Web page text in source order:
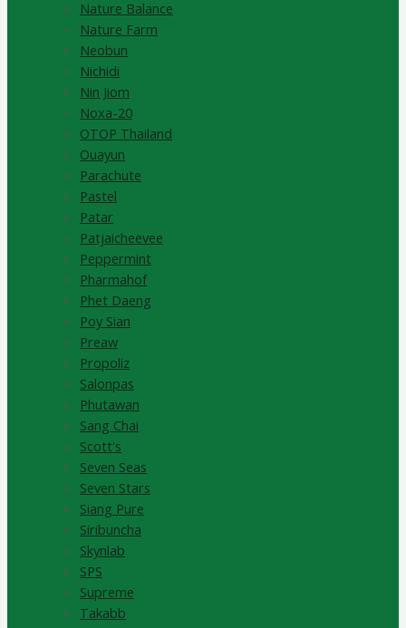
Nature Balance
Nature Farm
Neobun
Nichidi
Nin Jiom
Noxa-20
OTOP Thailand
Ouayun
Parachute
Pastel
Patar
Patjaicheevee
Peppermint
Pharmahof
Phet Daeng
Poy Sian
Preaw
Propoliz
Salonpas
Phutawan
Sang Chai
Scott's
Seven Seas
Seven Stars
Siang Pure
Siribuncha
Skynlab
SPS
Supreme
Takabb